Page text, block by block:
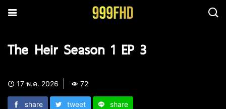
The Heir Season 1 EP 3
17 พ.ค. 2026 72
share tweet share